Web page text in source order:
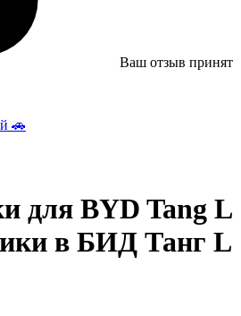
Ваш отзыв принят
🚗
для BYD Tang L
в БИД Танг L